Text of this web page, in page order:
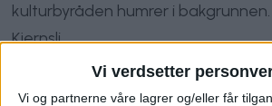
Vi verdsetter
Vi og partnerne våre lagrer og/eller får
kulturbyråden humrer i
Kjernsli
Havørnener den fjerde og